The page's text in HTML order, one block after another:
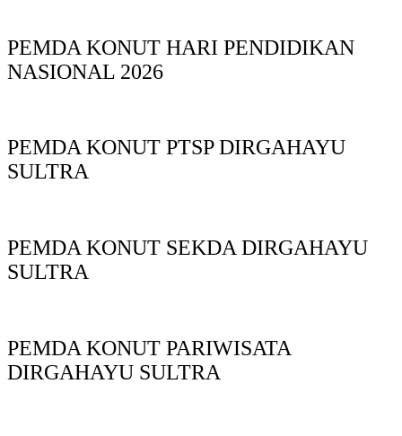
PEMDA KONUT HARI PENDIDIKAN
NASIONAL 2026
PEMDA KONUT PTSP DIRGAHAYU
SULTRA
PEMDA KONUT SEKDA DIRGAHAYU
SULTRA
PEMDA KONUT PARIWISATA
DIRGAHAYU SULTRA